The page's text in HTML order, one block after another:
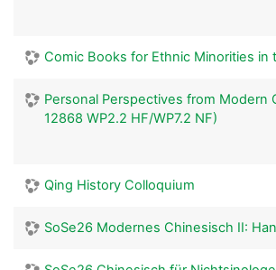
Comic Books for Ethnic Minorities in
Personal Perspectives from Modern
12868 WP2.2 HF/WP7.2 NF)
Qing History Colloquium
SoSe26 Modernes Chinesisch II: